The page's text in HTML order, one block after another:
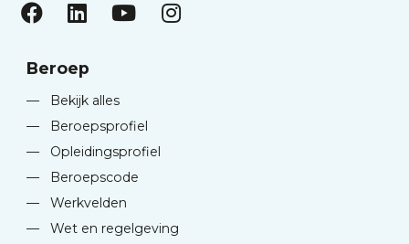
Beroep
—
Bekijk alles
—
Beroepsprofiel
—
Opleidingsprofiel
—
Beroepscode
—
Werkvelden
—
Wet en regelgeving